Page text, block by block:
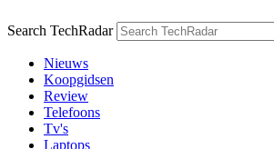
Search TechRadar
Nieuws
Koopgidsen
Review
Telefoons
Tv's
Laptops